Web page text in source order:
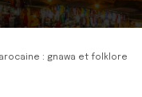
: gnawa et folklore